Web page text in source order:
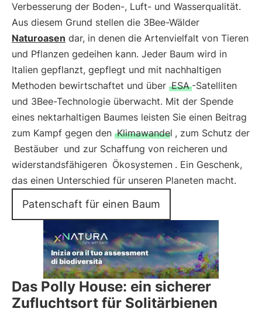
Verbesserung der Boden-, Luft- und Wasserqualität.
Aus diesem Grund stellen die 3Bee-Wälder
Naturoasen dar, in denen die Artenvielfalt von Tieren
und Pflanzen gedeihen kann. Jeder Baum wird in
Italien gepflanzt, gepflegt und mit nachhaltigen
Methoden bewirtschaftet und über ESA -Satelliten
und 3Bee-Technologie überwacht. Mit der Spende
eines nektarhaltigen Baumes leisten Sie einen Beitrag
zum Kampf gegen den Klimawandel , zum Schutz der
Bestäuber und zur Schaffung von reicheren und
widerstandsfähigeren Ökosystemen . Ein Geschenk,
das einen Unterschied für unseren Planeten macht.
Patenschaft für einen Baum
Das Polly House: ein sicherer
Zufluchtsort für Solitärbienen